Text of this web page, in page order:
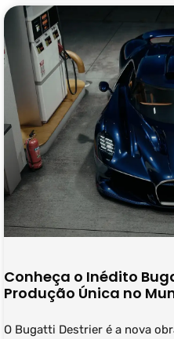
Conheça o Inédito
Produção Única no
O Bugatti Destrier é a nova